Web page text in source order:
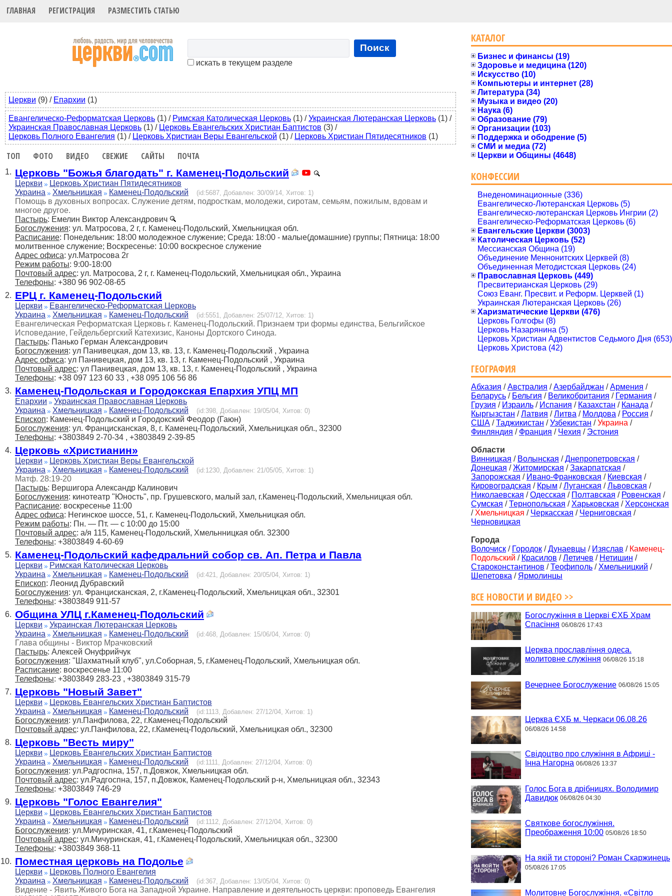
ГЛАВНАЯ РЕГИСТРАЦИЯ РАЗМЕСТИТЬ СТАТЬЮ
Поиск
искать в текущем разделе
Церкви (9) / Епархии (1)
Евангелическо-Реформатская Церковь (1) / Римская Католическая Церковь (1) /Украинская Лютеранская Церковь (1) /
Украинская Православная Церковь (1) / Церковь Евангельских Христиан Баптистов (3) /
Церковь Полного Евангелия (1) / Церковь Христиан Веры Евангельской (1) / Церковь Христиан Пятидесятников (1)
ТОП ФОТО ВИДЕО СВЕЖИЕ САЙТЫ ПОЧТА
1. Церковь "Божья благодать" г. Каменец-Подольский
Церкви
Церковь Христиан Пятидесятников
Украина
Хмельницкая Каменец-Подольский (id:5687, Добавлен: 30/09/14, Хитов: 1)
Помощь в духовных вопросах. Служение детям, подросткам, молодежи, сиротам, семьям, пожилым, вдовам и
многое другое.
Пастырь: Емелин Виктор Александрович
Богослужения: ул. Матросова, 2 г, г. Каменец-Подольский, Хмельницкая обл.
Расписание: Понедельник: 18:00 молодежное служение; Среда: 18:00 - малые(домашние) группы; Пятница: 18:00
молитвенное служение; Воскресенье: 10:00 воскресное служение
Адрес офиса: ул.Матросова 2г
Режим работы: 9:00-18:00
Почтовый адрес: ул. Матросова, 2 г, г. Каменец-Подольский, Хмельницкая обл., Украина
Телефоны: +380 96 902-08-65
2. ЕРЦ г. Каменец-Подольский
Церкви
Евангелическо-Реформатская Церковь
Украина
Хмельницкая Каменец-Подольский (id:5551, Добавлен: 25/07/12, Хитов: 1)
Евангелическая Реформатская Церковь г. Каменец-Подольский. Признаем три формы единства, Бельгийское
Исповедание, Гейдельбергский Катехизис, Каноны Дортского Синода.
Пастырь: Панько Герман Александрович
Богослужения: ул Панивецкая, дом 13, кв. 13, г. Каменец-Подольский , Украина
Адрес офиса: ул Панивецкая, дом 13, кв. 13, г. Каменец-Подольский , Украина
Почтовый адрес: ул Панивецкая, дом 13, кв. 13, г. Каменец-Подольский , Украина
Телефоны: +38 097 123 60 33 , +38 095 106 56 86
3. Каменец-Подольская и Городокская Епархия УПЦ МП
Епархии
Украинская Православная Церковь
Украина
Хмельницкая Каменец-Подольский (id:398, Добавлен: 19/05/04, Хитов: 0)
Епископ: Каменец-Подольский и Городокский Феодор (Гаюн)
Богослужения: ул. Францисканская, 8, г. Каменец-Подольский, Хмельницкая обл., 32300
Телефоны: +3803849 2-70-34 , +3803849 2-39-85
4. Церковь «Христианин»
Церкви
Церковь Христиан Веры Евангельской
Украина
Хмельницкая Каменец-Подольский (id:1230, Добавлен: 21/05/05, Хитов: 1)
Матф. 28:19-20
Пастырь: Вершигора Александр Калинович
Богослужения: кинотеатр "Юность", пр. Грушевского, малый зал, г.Каменец-Подольский, Хмельницкая обл.
Расписание: воскресенье 11:00
Адрес офиса: Негинское шоссе, 51, г. Каменец-Подольский, Хмельницкая обл.
Режим работы: Пн. — Пт. — с 10:00 до 15:00
Почтовый адрес: а/я 115, Каменец-Подольский, Хмельнницкая обл. 32300
Телефоны: +3803849 4-60-69
5. Каменец-Подольский кафедральний собор св. Ап. Петра и Павла
Церкви
Римская Католическая Церковь
Украина
Хмельницкая Каменец-Подольский (id:421, Добавлен: 20/05/04, Хитов: 1)
Епископ: Леонид Дубравский
Богослужения: ул. Францисканская, 2, г.Каменец-Подольский, Хмельницкая обл., 32301
Телефоны: +3803849 911-57
6. Община УЛЦ г.Каменец-Подольский
Церкви
Украинская Лютеранская Церковь
Украина
Хмельницкая Каменец-Подольский (id:468, Добавлен: 15/06/04, Хитов: 0)
Глава общины - Виктор Мрачковский
Пастырь: Алексей Онуфрийчук
Богослужения: "Шахматный клуб", ул.Соборная, 5, г.Каменец-Подольский, Хмельницкая обл.
Расписание: воскресенье 11:00
Телефоны: +3803849 283-23 , +3803849 315-79
7. Церковь "Новый Завет"
Церкви
Церковь Евангельских Христиан Баптистов
Украина
Хмельницкая Каменец-Подольский (id:1113, Добавлен: 27/12/04, Хитов: 1)
Богослужения: ул.Панфилова, 22, г.Каменец-Подольский
Почтовый адрес: ул.Панфилова, 22, г.Каменец-Подольский, Хмельницкая обл., 32300
8. Церковь "Весть миру"
Церкви
Церковь Евангельских Христиан Баптистов
Украина
Хмельницкая Каменец-Подольский (id:1111, Добавлен: 27/12/04, Хитов: 0)
Богослужения: ул.Радгоспна, 157, п.Довжок, Хмельницкая обл.
Почтовый адрес: ул.Радгоспна, 157, п.Довжок, Каменец-Подольский р-н, Хмельницкая обл., 32343
Телефоны: +3803849 746-29
9. Церковь "Голос Евангелия"
Церкви
Церковь Евангельских Христиан Баптистов
Украина
Хмельницкая Каменец-Подольский (id:1112, Добавлен: 27/12/04, Хитов: 0)
Богослужения: ул.Мичуринская, 41, г.Каменец-Подольский
Почтовый адрес: ул.Мичуринская, 41, г.Каменец-Подольский, Хмельницкая обл., 32300
Телефоны: +3803849 368-11
10. Поместная церковь на Подолье
Церкви
Церковь Полного Евангелия
Украина
Хмельницкая Каменец-Подольский (id:367, Добавлен: 13/05/04, Хитов: 0)
Видение - Явить Живого Бога на Западной Украине. Направление и деятельность церкви: проповедь Евангелия
КАТАЛОГ
Бизнес и финансы (19)
Здоровье и медицина (120)
Искусство (10)
Компьютеры и интернет (28)
Литература (34)
Музыка и видео (20)
Наука (6)
Образование (79)
Организации (103)
Поддержка и ободрение (5)
СМИ и медиа (72)
Церкви и Общины (4648)
КОНФЕССИИ
Внеденоминационные (336)
Евангелическо-Лютеранская Церковь (5)
Евангелическо-лютеранская Церковь Ингрии (2)
Евангелическо-Реформатская Церковь (6)
Евангельские Церкви (3003)
Католическая Церковь (52)
Мессианская Община (19)
Объединение Меннонитских Церквей (8)
Объединенная Методистская Церковь (24)
Православная Церковь (449)
Пресвитерианская Церковь (29)
Союз Еванг. Пресвит. и Реформ. Церквей (1)
Украинская Лютеранская Церковь (26)
Харизматические Церкви (476)
Церковь Голгофы (8)
Церковь Назарянина (5)
Церковь Христиан Адвентистов Седьмого Дня (653)
Церковь Христова (42)
ГЕОГРАФИЯ
Абхазия /Австралия /Азербайджан /Армения /
Беларусь / Бельгия / Великобритания / Германия /
Грузия / Израиль / Испания / Казахстан / Канада /
Кыргызстан /Латвия /Литва / Молдова / Россия /
США /Таджикистан /Узбекистан /Украина /
Финляндия / Франция / Чехия / Эстония
Области
Винницкая / Волынская /Днепропетровская /
Донецкая /Житомирская /Закарпатская /
Запорожская / Ивано-Франковская / Киевская /
Кировоградская / Крым /Луганская /Львовская /
Николаевская /Одесская / Полтавская / Ровенская /
Сумская /Тернопольская / Харьковская / Херсонская
/ Хмельницкая / Черкасская / Черниговская /
Черновицкая
Города
Волочиск / Городок /Дунаевцы / Изяслав / Каменец-
Подольский / Красилов /Летичев / Нетишин /
Староконстантинов /Теофиполь / Хмельницкий /
Шепетовка / Ярмолинцы
ВСЕ НОВОСТИ И ВИДЕО >>
Богослужіння в Церкві ЄХБ Храм
Спасіння 06/08/26 17:43
Церква прославління одеса.
молитовне служіння 06/08/26 15:18
Вечернее Богослужение 06/08/26 15:05
Церква ЄХБ м. Черкаси 06.08.26
06/08/26 14:58
Свідоцтво про служіння в Африці -
Інна Нагорна 06/08/26 13:37
Голос Бога в дрібницях. Володимир
Давидюк 06/08/26 04:30
Святкове богослужіння.
Преображення 10:00 05/08/26 18:50
На якій ти стороні? Роман Скаржинець
05/08/26 17:05
Молитовне Богослужіння. «Світло